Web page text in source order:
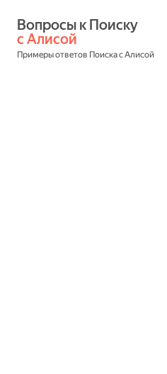
с Алисой
Примеры ответов Поиска с Алисой